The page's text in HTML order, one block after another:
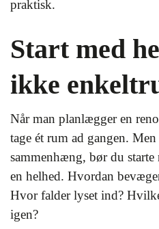
praktisk.
Start med
ikke
Når man planlægger en
tage ét rum ad gangen.
sammenhæng, bør du starte
en helhed. Hvordan
Hvor falder lyset ind?
igen?